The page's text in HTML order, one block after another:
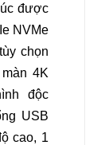
được
NVMe
chọn
4K
độc
USB
cao, 1